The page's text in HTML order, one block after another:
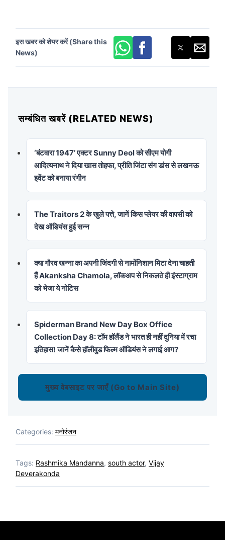
इस खबर को शेयर करें (Share this
News)
सम्बंधित खबरें (RELATED NEWS)
‘बंटवारा 1947’ एक्टर Sunny Deol को सीएम योगी
आदित्यनाथ ने दिया खास तोहफा, प्रीति जिंटा संग डांस से लखनऊ
इवेंट को बनाया रंगीन
The Traitors 2 के खुले पत्ते, जानें किस प्लेयर की वापसी को
देख ऑडियंस हुई सन्न
क्या गौरव खन्ना का अपनी जिंदगी से नामोंनिशान मिटा देना चाहती
हैं Akanksha Chamola, लॉकअप से निकलते ही इंस्टाग्राम
को भेजा ये नोटिस
Spiderman Brand New Day Box Office
Collection Day 8: टॉम हॉलैंड ने भारत ही नहीं दुनिया में रचा
इतिहास! जानें कैसे हॉलीवुड फिल्म ऑडियंस ने लगाई आग?
मुख्य वेबसाइट पर जाएँ (Go to Main Site)
Categories: मनोरंजन
Tags: Rashmika Mandanna, south actor, Vijay
Deverakonda